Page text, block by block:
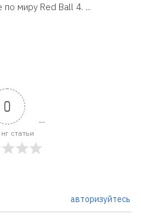
миру Red Ball 4. ...
0
статьи
авторизуйтесь